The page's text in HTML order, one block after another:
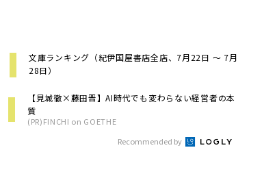
文庫ランキング（紀伊国屋書店全店、7月22日 ～ 7月
28日）
【見城徹×藤田晋】AI時代でも変わらない経営者の本
質
(PR)FINCHI on GOETHE
Recommended by